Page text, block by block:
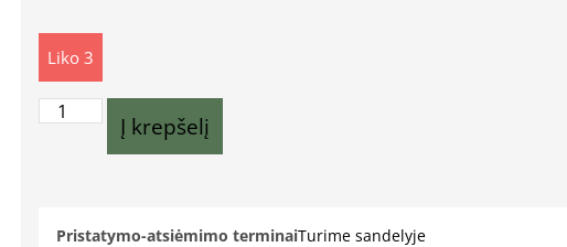
Liko 3
Į krepšelį
Pristatymo-atsiėmimo terminaiTurime sandelyje